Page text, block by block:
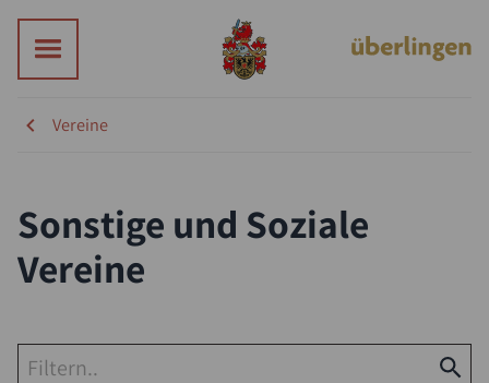
Vereine
Sonstige und Soziale
Vereine